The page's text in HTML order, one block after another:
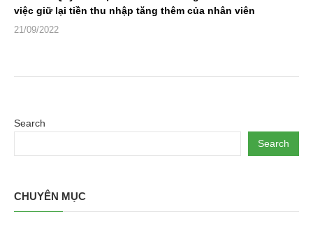
việc giữ lại tiền thu nhập tăng thêm của nhân viên
21/09/2022
Search
Search
CHUYÊN MỤC